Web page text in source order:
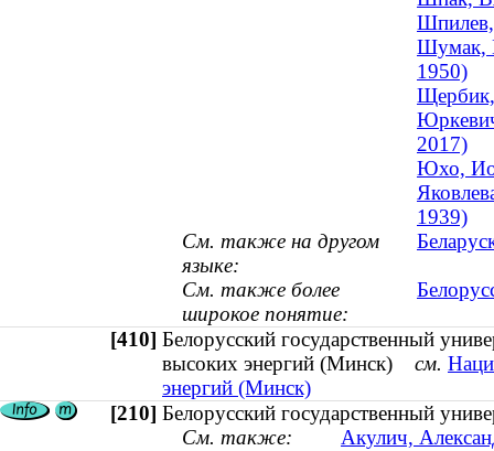
Шумак,
1950)
Щербик,
2017)
Юхо,
1939)
См. также на другом
языке:
См. также более
широкое понятие:
[410] Белорусский государственный
высоких энергий (Минск) см.
энергий (Минск)
[210] Белорусский государственный
См. также:
Акулич,